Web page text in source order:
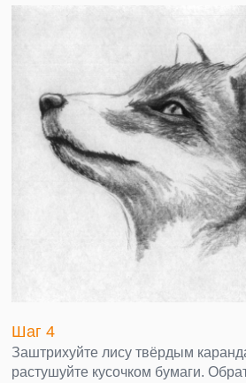
Шаг 4
Заштрихуйте лису твёрдым
растушуйте кусочком бумаги.